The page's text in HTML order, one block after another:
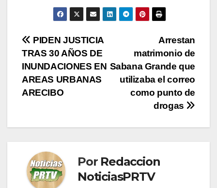
Navegación
de
entradas
Arrestan
matrimonio de
Sabana Grande que
utilizaba el correo
como punto de
drogas
PIDEN JUSTICIA
TRAS 30 AÑOS DE
INUNDACIONES EN
AREAS URBANAS
ARECIBO
Por Redaccion
NoticiasPRTV